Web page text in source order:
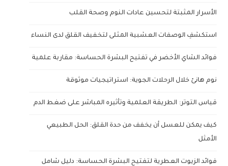
الأسرار المثبتة لتحسين عادات النوم وصحة القلب
استكشفِ الوصفات العشبية المثلى لتخفيف القلق لدى النساء
فوائد الشاي الأخضر في تفتيح البشرة الحساسة: مقاربة علمية
نوم هانئ خلال الرحلات الجوية: استراتيجيات موثوقة
قياس التوتر: الطريقة العلمية وتأثيره المباشر على ضغط الدم
كيف يمكن للعسل أن يخفف من حدة القلق: الحل الطبيعي
الأمثل
فوائد الزيوت العطرية لتفتيح البشرة الحساسة: دليل شامل